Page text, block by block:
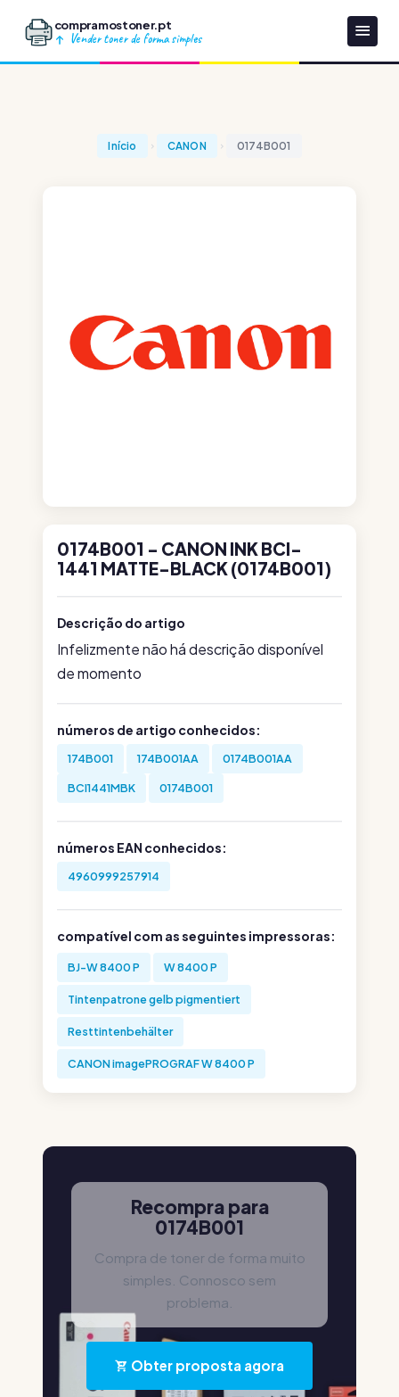
compramostoner.pt
Vender toner de forma simples
Início CANON 0174B001
0174B001 - CANON INK BCI-
1441 MATTE-BLACK (0174B001)
Descrição do artigo
Infelizmente não há descrição disponível
de momento
números de artigo conhecidos:
174B001 174B001AA 0174B001AA
BCI1441MBK 0174B001
números EAN conhecidos:
4960999257914
compatível com as seguintes impressoras:
BJ-W 8400 P W 8400 P
Tintenpatrone gelb pigmentiert
Resttintenbehälter
CANON imagePROGRAF W 8400 P
Recompra para
0174B001
Compra de toner de forma muito
simples. Connosco sem
problema.
Obter proposta agora